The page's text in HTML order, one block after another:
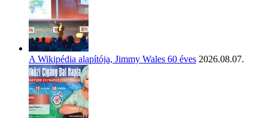
A Wikipédia alapítója, Jimmy Wales 60 éves 2026.08.07.